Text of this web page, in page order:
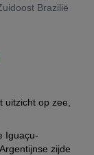
Brazilië
op zee,
Iguaçu-
zijde